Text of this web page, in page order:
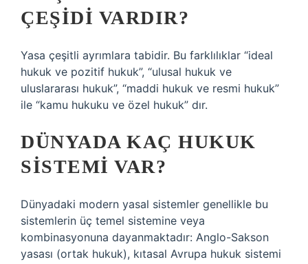
ÇEŞIDI VARDIR?
Yasa çeşitli ayrımlara tabidir. Bu farklılıklar “ideal
hukuk ve pozitif hukuk”, “ulusal hukuk ve
uluslararası hukuk”, “maddi hukuk ve resmi hukuk”
ile “kamu hukuku ve özel hukuk” dır.
DÜNYADA KAÇ HUKUK
SISTEMI VAR?
Dünyadaki modern yasal sistemler genellikle bu
sistemlerin üç temel sistemine veya
kombinasyonuna dayanmaktadır: Anglo-Sakson
yasası (ortak hukuk), kıtasal Avrupa hukuk sistemi